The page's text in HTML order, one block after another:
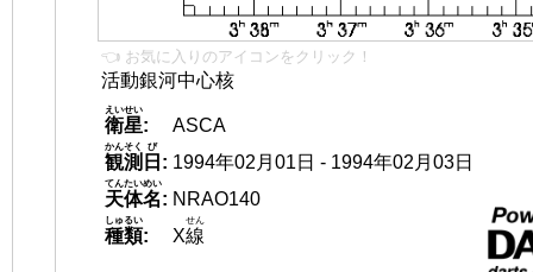
👈 お気に入りのアイコンをクリック！
活動銀河中心核
衛星
えいせい
:
ASCA
観測
かんそく
日
び
: 1994年02月01日 - 1994年02月03日
天体名
てんたいめい
: NRAO140
種類
しゅるい
: X線
せん